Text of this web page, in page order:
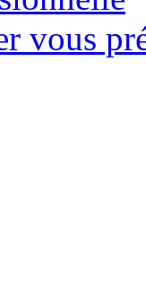
vous